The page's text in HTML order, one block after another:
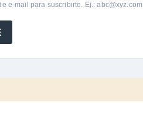
e-mail para suscribirte. Ej.: abc@xyz.com